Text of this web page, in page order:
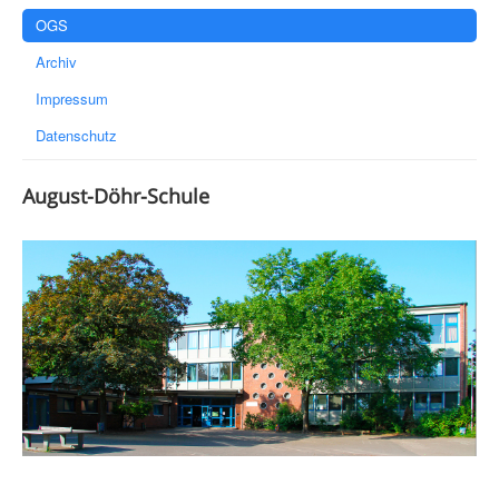
OGS
Archiv
Impressum
Datenschutz
August-Döhr-Schule